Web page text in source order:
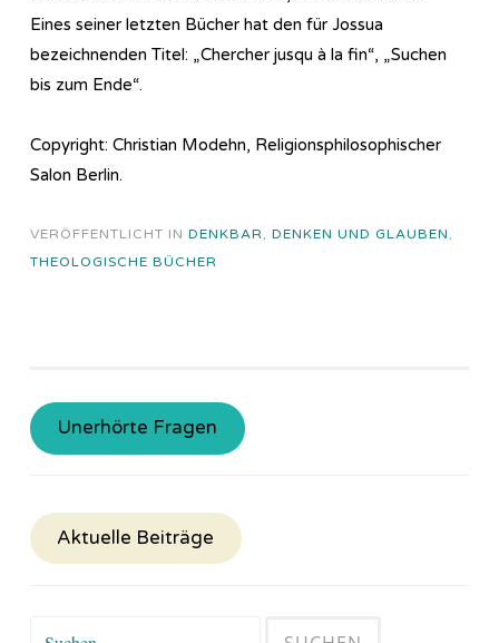
Eines seiner letzten Bücher hat den für Jossua
bezeichnenden Titel: „Chercher jusqu à la fin“, „Suchen
bis zum Ende“.
Copyright: Christian Modehn, Religionsphilosophischer
Salon Berlin.
VERÖFFENTLICHT IN DENKBAR, DENKEN UND GLAUBEN,
THEOLOGISCHE BÜCHER
Unerhörte Fragen
Aktuelle Beiträge
Suchen